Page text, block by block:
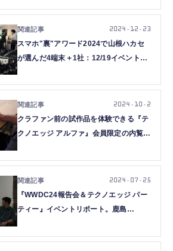
スマホ"裏"アワード2024で山根ハカセ
が選んだ4端末＋1社：12/19イベント詳
2024.12.23
クラファン前の試作品を体験できる『テ
クノエッジ アルファ』会員限定の内覧イ
Create編
2024.10.2
『WWDC24報告会＆テクノエッジ パー
ティー』イベントリポート。鹿島
2024.07.25